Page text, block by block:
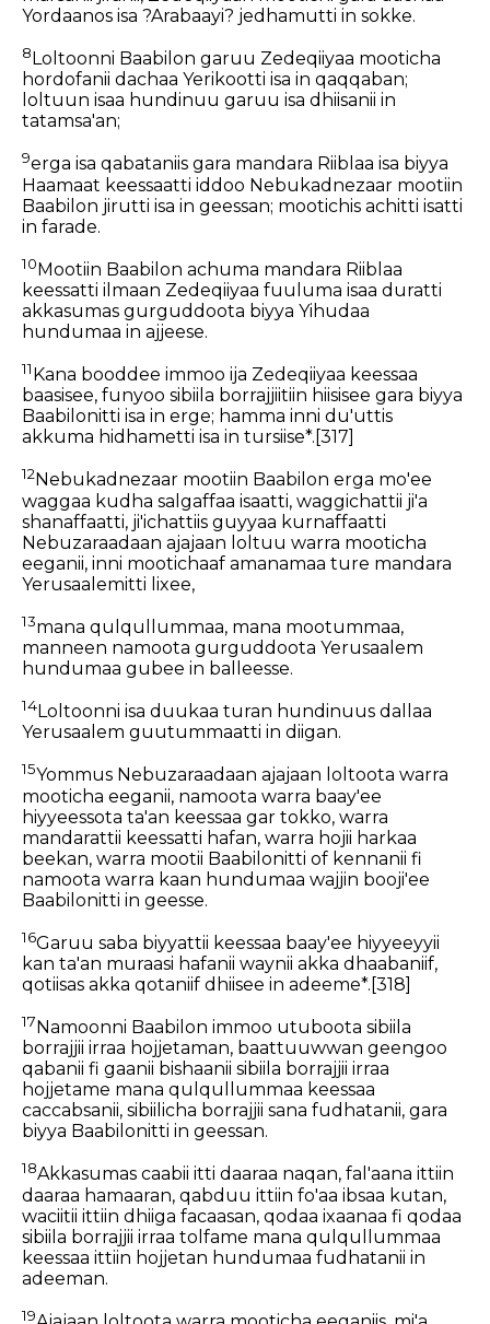
Yordaanos isa ?Arabaayi? jedhamutti in sokke.
8 Loltoonni Baabilon garuu Zedeqiiyaa mooticha
hordofanii dachaa Yerikootti isa in qaqqaban;
loltuun isaa hundinuu garuu isa dhiisanii in
tatamsa'an;
9erga isa qabataniis gara mandara Riiblaa isa biyya
Haamaat keessaatti iddoo Nebukadnezaar mootiin
Baabilon jirutti isa in geessan; mootichis achitti isatti
in farade.
10Mootiin Baabilon achuma mandara Riiblaa
keessatti ilmaan Zedeqiiyaa fuuluma isaa duratti
akkasumas gurguddoota biyya Yihudaa
hundumaa in ajjeese.
11 Kana booddee immoo ija Zedeqiiyaa keessaa
baasisee, funyoo sibiila borrajjiitiin hiisisee gara biyya
Baabilonitti isa in erge; hamma inni du'uttis
akkuma hidhametti isa in tursiise*. [317]
12Nebukadnezaar mootiin Baabilon erga mo'ee
waggaa kudha salgaffaa isaatti, waggichattii ji'a
shanaffaatti, ji'ichattiis guyyaa kurnaffaatti
Nebuzaraadaan ajajaan loltuu warra mooticha
eeganii, inni mootichaaf amanamaa ture mandara
Yerusaalemitti lixee,
13mana qulqullummaa, mana mootummaa,
manneen namoota gurguddoota Yerusaalem
hundumaa gubee in balleesse.
14Loltoonni isa duukaa turan hundinuus dallaa
Yerusaalem guutummaatti in diigan.
15Yommus Nebuzaraadaan ajajaan loltoota warra
mooticha eeganii, namoota warra baay'ee
hiyyeessota ta'an keessaa gar tokko, warra
mandarattii keessatti hafan, warra hojii harkaa
beekan, warra mootii Baabilonitti of kennanii fi
namoota warra kaan hundumaa wajjin booji'ee
Baabilonitti in geesse.
16Garuu saba biyyattii keessaa baay'ee hiyyeeyyii
kan ta'an muraasi hafanii waynii akka dhaabaniif,
qotiisas akka qotaniif dhiisee in adeeme*. [318]
17 Namoonni Baabilon immoo utuboota sibiila
borrajjii irraa hojjetaman, baattuuwwan geengoo
qabanii fi gaanii bishaanii sibiila borrajjii irraa
hojjetame mana qulqullummaa keessaa
caccabsanii, sibiilicha borrajjii sana fudhatanii, gara
biyya Baabilonitti in geessan.
18Akkasumas caabii itti daaraa naqan, fal'aana ittiin
daaraa hamaaran, qabduu ittiin fo'aa ibsaa kutan,
waciitii ittiin dhiiga facaasan, qodaa ixaanaa fi qodaa
sibiila borrajjii irraa tolfame mana qulqullummaa
keessaa ittiin hojjetan hundumaa fudhatanii in
adeeman.
19